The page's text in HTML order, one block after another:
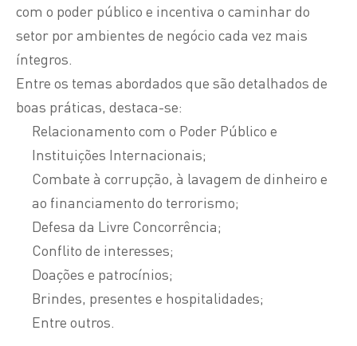
com o poder público e incentiva o caminhar do
setor por ambientes de negócio cada vez mais
íntegros.
Entre os temas abordados que são detalhados de
boas práticas, destaca-se:
Relacionamento com o Poder Público e
Instituições Internacionais;
Combate à corrupção, à lavagem de dinheiro e
ao financiamento do terrorismo;
Defesa da Livre Concorrência;
Conflito de interesses;
Doações e patrocínios;
Brindes, presentes e hospitalidades;
Entre outros.